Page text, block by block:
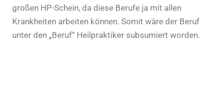
großen HP-Schein, da diese Berufe ja mit allen
Krankheiten arbeiten können. Somit wäre der Beruf
unter den „Beruf“ Heilpraktiker subsumiert worden.